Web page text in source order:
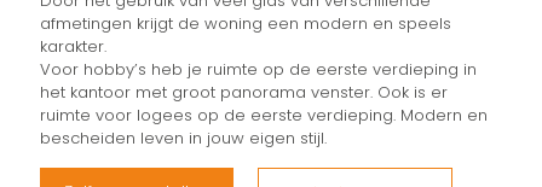
afmetingen krijgt de woning een modern en speels
karakter.
Voor hobby’s heb je ruimte op de eerste verdieping in
het kantoor met groot panorama venster. Ook is er
ruimte voor logees op de eerste verdieping. Modern en
bescheiden leven in jouw eigen stijl.